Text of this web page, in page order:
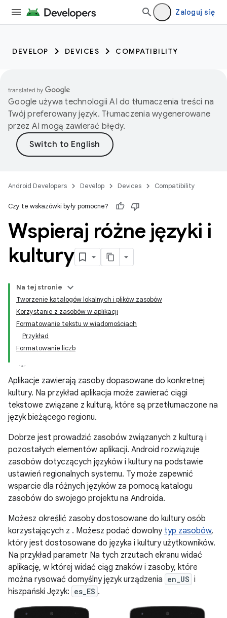
Zaloguj się
DEVELOP DEVICES COMPATIBILITY
Google używa technologii AI do tłumaczenia treści na
Twój preferowany język. Tłumaczenia wygenerowane
przez AI mogą zawierać błędy.
Android Developers Develop Devices Compatibility
Czy te wskazówki były pomocne?
Wspieraj różne języki i
kultury
Na tej stronie
Tworzenie katalogów lokalnych i plików zasobów
Korzystanie z zasobów w aplikacji
Formatowanie tekstu w wiadomościach
Przykład
Formatowanie liczb
Aplikacje zawierają zasoby dopasowane do konkretnej
kultury. Na przykład aplikacja może zawierać ciągi
tekstowe związane z kulturą, które są przetłumaczone na
język bieżącego regionu.
Dobrze jest prowadzić zasobów związanych z kulturą i
pozostałych elementów aplikacji. Android rozwiązuje
zasobów dotyczących języków i kultury na podstawie
ustawień regionalnych systemu. Ty może zapewnić
wsparcie dla różnych języków za pomocą katalogu
zasobów do swojego projektu na Androida.
Możesz określić zasoby dostosowane do kultury osób
korzystających z . Możesz podać dowolny typ zasobów,
który jest dostosowane do języka i kultury użytkowników.
Na przykład parametr Na tych zrzutach ekranu widać
aplikację, w której widać ciąg znaków i zasoby, które
można rysować domyślny język urządzenia en_US i
hiszpański Język: es_ES .